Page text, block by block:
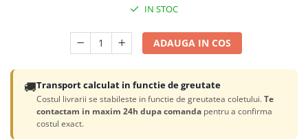
IN STOC
ADAUGA IN COS
🚚Transport calculat in functie de greutate
Costul livrarii se stabileste in functie de greutatea coletului.Te
contactam in maxim 24h dupa comanda pentru a confirma
costul exact.